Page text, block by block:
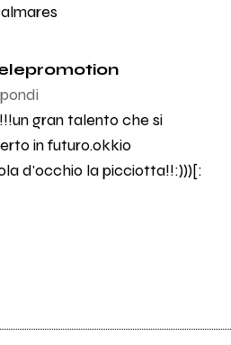
gran talento che si
in futuro.okkio
d'occhio la picciotta!!:)))[: